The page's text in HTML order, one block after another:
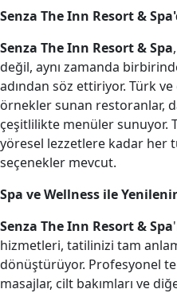
Senza The Inn Resort &
Senza The Inn Resort & Spa
değil, aynı zamanda
adından söz ettiriyor. Türk
örnekler sunan restoranlar,
çeşitlilikte menüler sunuyor.
yöresel lezzetlere kadar her
seçenekler mevcut.
Spa ve Wellness ile
Senza The Inn Resort & Spa
hizmetleri, tatilinizi tam
dönüştürüyor. Profesyonel
masajlar, cilt bakımları ve